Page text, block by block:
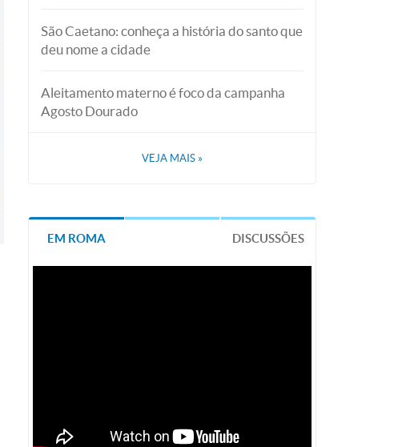
São Caetano: conheça a história do santo que
deu nome a cidade
Aleitamento materno é foco da campanha
Agosto Dourado
VEJA MAIS »
EM ROMA DISCUSSÕES